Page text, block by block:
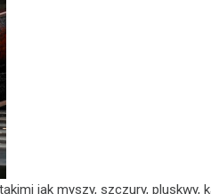
jak myszy, szczury, pluskwy,